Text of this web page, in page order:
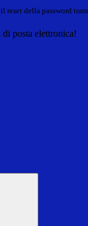
reset della password
posta elettronica!